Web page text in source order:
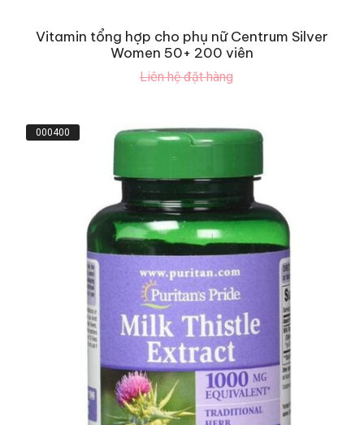
Vitamin tổng hợp cho phụ nữ Centrum Silver
Women 50+ 200 viên
Liên hệ đặt hàng
000400